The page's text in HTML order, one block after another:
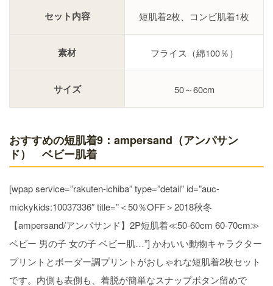
セット内容 短肌着2枚、コンビ肌着1枚
素材 フライス（綿100％）
サイズ 50～60cm
おすすめの短肌着9：ampersand（アンパサン
ド） ベビー肌着
[wpap service=”rakuten-ichiba” type=”detail” id=”auc-
mickykids:10037336″ title=”＜50％OFF＞2018秋冬
【ampersand/アンパサンド】2P短肌着≪50-60cm 60-70cm≫
ベビー 男の子 女の子 ベビー肌…”] かわいい動物キャラクター
プリントとボーダー調プリントがおしゃれな短肌着2枚セット
です。内側も表側も、着脱が簡単なスナップボタン留めで